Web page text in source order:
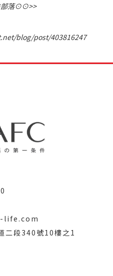
部落⊙⊙>>
blog/post/403816247
life.com
二段340號10樓之1